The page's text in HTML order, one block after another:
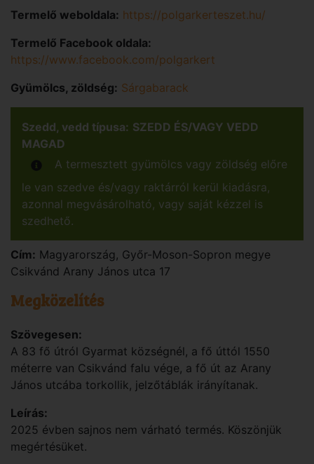
Termelő weboldala: https://polgarkerteszet.hu/
Termelő Facebook oldala:
https://www.facebook.com/polgarkert
Gyümölcs, zöldség: Sárgabarack
Szedd, vedd típusa: SZEDD ÉS/VAGY VEDD
MAGAD
A termesztett gyümölcs vagy zöldség előre
le van szedve és/vagy raktárról kerül kiadásra,
azonnal megvásárolható, vagy saját kézzel is
szedhető.
Cím: Magyarország , Győr-Moson-Sopron megye
Csikvánd Arany János utca 17
Megközelítés
Szövegesen:
A 83 fő útról Gyarmat községnél, a fő úttól 1550
méterre van Csikvánd falu vége, a fő út az Arany
János utcába torkollik, jelzőtáblák irányítanak.
Leírás:
2025 évben sajnos nem várható termés. Köszönjük
megértésüket.